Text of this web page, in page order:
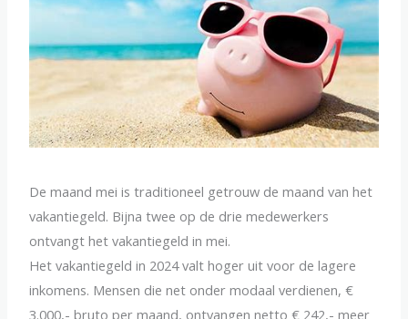
De maand mei is traditioneel getrouw de maand van het
vakantiegeld. Bijna twee op de drie medewerkers
ontvangt het vakantiegeld in mei.
Het vakantiegeld in 2024 valt hoger uit voor de lagere
inkomens. Mensen die net onder modaal verdienen, €
3.000,- bruto per maand, ontvangen netto € 242,- meer